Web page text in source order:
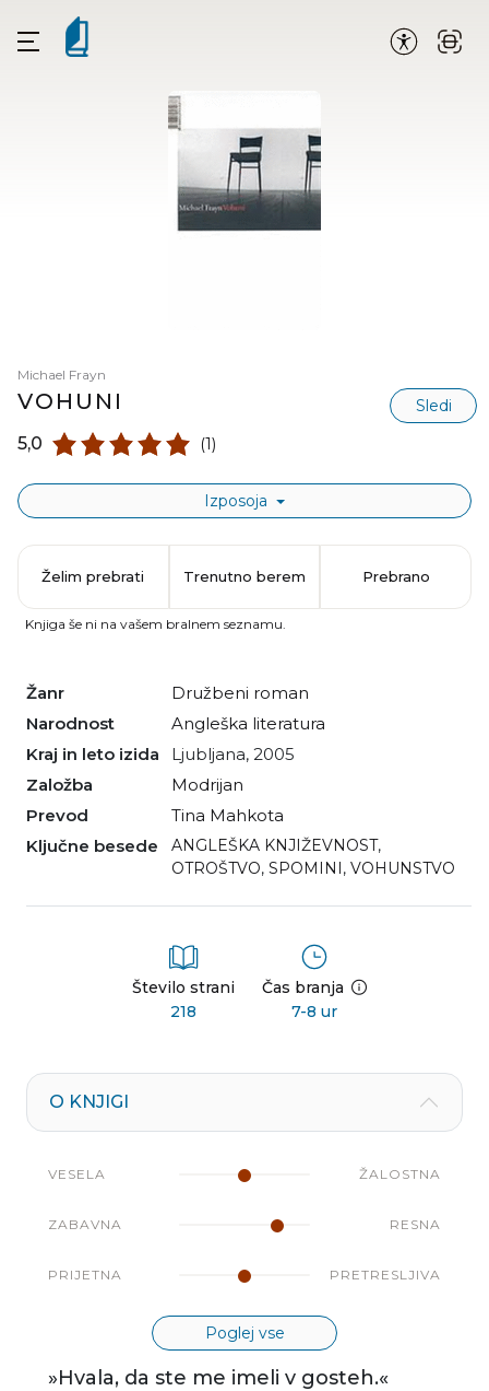
Michael Frayn
VOHUNI Sledi
5,0 (1)
Izposoja
Žanr
družbeni roman
Narodnost
angleška literatura
Kraj in leto izida
Ljubljana, 2005
Založba
Modrijan
Prevod
Tina Mahkota
Ključne besede
ANGLEŠKA KNJIŽEVNOST,
OTROŠTVO, SPOMINI, VOHUNSTVO
Število strani
218
Čas branja
7-8 ur
Želim prebrati Trenutno berem Prebrano
Knjiga še ni na vašem bralnem seznamu.
O KNJIGI
VESELA ŽALOSTNA
ZABAVNA RESNA
PRIJETNA PRETRESLJIVA
Poglej vse
»Hvala, da ste me imeli v gosteh.«